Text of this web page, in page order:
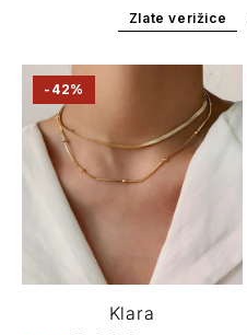
Zlate verižice
-42%
Klara